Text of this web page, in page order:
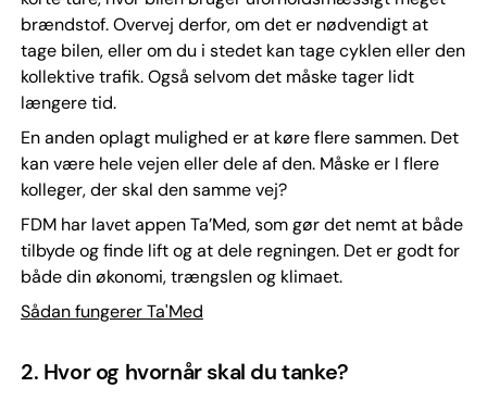
brændstof. Overvej derfor, om det er nødvendigt at
tage bilen, eller om du i stedet kan tage cyklen eller den
kollektive trafik. Også selvom det måske tager lidt
længere tid.
En anden oplagt mulighed er at køre flere sammen. Det
kan være hele vejen eller dele af den. Måske er I flere
kolleger, der skal den samme vej?
FDM har lavet appen Ta’Med, som gør det nemt at både
tilbyde og finde lift og at dele regningen. Det er godt for
både din økonomi, trængslen og klimaet.
Sådan fungerer Ta'Med
2. Hvor og hvornår skal du tanke?